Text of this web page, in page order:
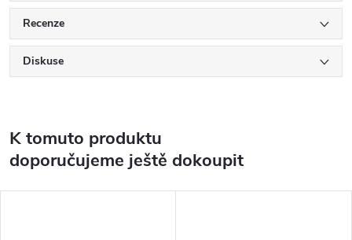
Recenze
Diskuse
K tomuto produktu
doporučujeme ještě dokoupit